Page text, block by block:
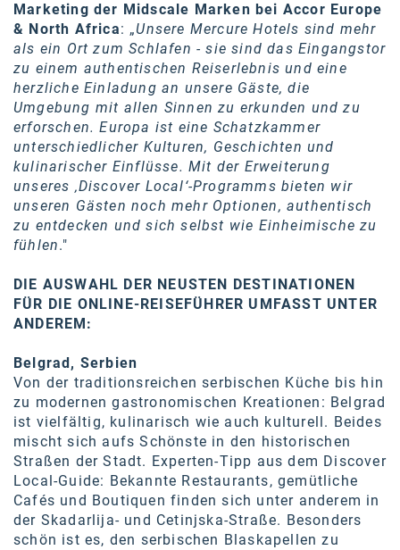
Calle Libre
ÖZSV
Media
Kontakt
Marketing der Midscale Marken bei Accor Europe
& North Africa: „Unsere Mercure Hotels sind mehr
als ein Ort zum Schlafen - sie sind das Eingangstor
zu einem authentischen Reiserlebnis und eine
herzliche Einladung an unsere Gäste, die
Umgebung mit allen Sinnen zu erkunden und zu
erforschen. Europa ist eine Schatzkammer
unterschiedlicher Kulturen, Geschichten und
kulinarischer Einflüsse. Mit der Erweiterung
unseres ‚Discover Local‘-Programms bieten wir
unseren Gästen noch mehr Optionen, authentisch
zu entdecken und sich selbst wie Einheimische zu
fühlen."
DIE AUSWAHL DER NEUSTEN DESTINATIONEN
FÜR DIE ONLINE-REISEFÜHRER UMFASST UNTER
ANDEREM:
Belgrad, Serbien
Von der traditionsreichen serbischen Küche bis hin
zu modernen gastronomischen Kreationen: Belgrad
ist vielfältig, kulinarisch wie auch kulturell. Beides
mischt sich aufs Schönste in den historischen
Straßen der Stadt. Experten-Tipp aus dem Discover
Local-Guide: Bekannte Restaurants, gemütliche
Cafés und Boutiquen finden sich unter anderem in
der Skadarlija- und Cetinjska-Straße. Besonders
schön ist es, den serbischen Blaskapellen zu